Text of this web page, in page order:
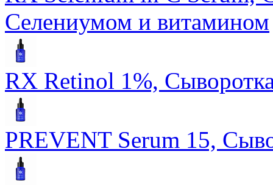
Селениумом и витамином
RX Retinol 1%,
PREVENT Serum 15,